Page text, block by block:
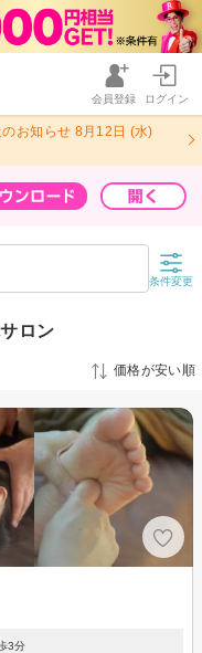
会員登録 ログイン
お知らせ 8月12日 (水)
条件変更
ロン
価格が安い順
3分